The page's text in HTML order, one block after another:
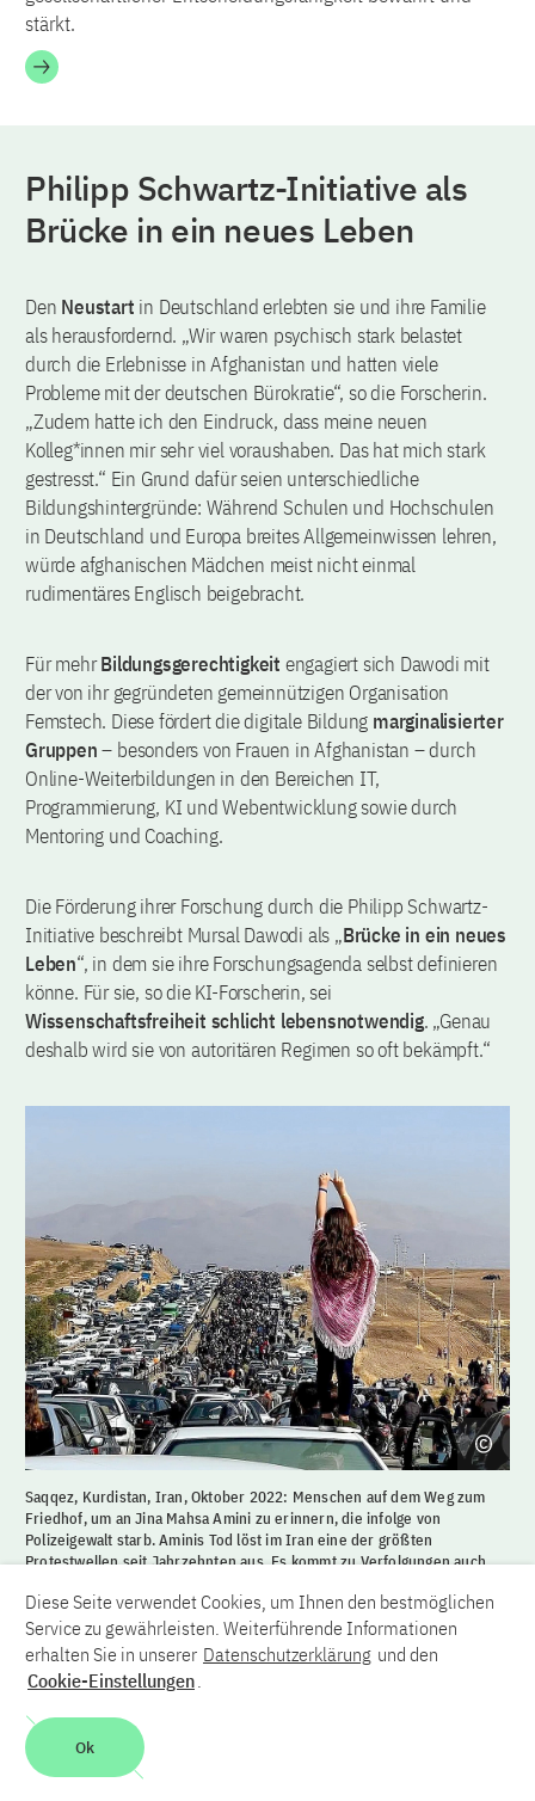
stärkt.
Philipp Schwartz-Initiative als
Brücke in ein neues Leben
Den Neustart in Deutschland erlebten sie und ihre Familie
als herausfordernd. „Wir waren psychisch stark belastet
durch die Erlebnisse in Afghanistan und hatten viele
Probleme mit der deutschen Bürokratie“, so die Forscherin.
„Zudem hatte ich den Eindruck, dass meine neuen
Kolleg*innen mir sehr viel voraushaben. Das hat mich stark
gestresst.“ Ein Grund dafür seien unterschiedliche
Bildungshintergründe: Während Schulen und Hochschulen
in Deutschland und Europa breites Allgemeinwissen lehren,
würde afghanischen Mädchen meist nicht einmal
rudimentäres Englisch beigebracht.
Für mehrBildungsgerechtigkeit engagiert sich Dawodi mit
der von ihr gegründeten gemeinnützigen Organisation
Femstech. Diese fördert die digitale Bildung marginalisierter
Gruppen– besonders von Frauen in Afghanistan – durch
Online-Weiterbildungen in den Bereichen IT,
Programmierung, KI und Webentwicklung sowie durch
Mentoring und Coaching.
Die Förderung ihrer Forschung durch die Philipp Schwartz-
Initiative beschreibt Mursal Dawodi als „Brücke in ein neues
Leben“, in dem sie ihre Forschungsagenda selbst definieren
könne. Für sie, so die KI-Forscherin, sei
Wissenschaftsfreiheit schlicht lebensnotwendig. „Genau
deshalb wird sie von autoritären Regimen so oft bekämpft.“
Saqqez, Kurdistan, Iran, Oktober 2022: Menschen auf dem Weg zum
Friedhof, um an Jina Mahsa Amini zu erinnern, die infolge von
Polizeigewalt starb. Aminis Tod löst im Iran eine der größten
Protestwellen seit Jahrzehnten aus. Es kommt zu Verfolgungen auch
Philipp-Schwartz-Initiative aufgesetzt.
Korrektiv unter Druck
Ähnlich äußert sich Robert Quinn, Executive Director des
internationalen Scholars at Risk Network. Die Organisation
Diese Seite verwendet Cookies, um Ihnen den bestmöglichen
Service zu gewährleisten. Weiterführende Informationen
erhalten Sie in unserer Datenschutzerklärung und den
Cookie-Einstellungen.
Ok